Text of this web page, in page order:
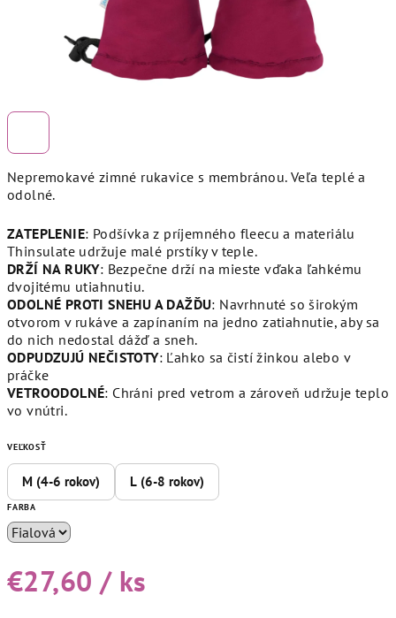
Nepremokavé zimné rukavice s membránou. Veľa teplé a
odolné.
ZATEPLENIE: Podšívka z príjemného fleecu a materiálu
Thinsulate udržuje malé prstíky v teple.
DRŽÍ NA RUKY: Bezpečne drží na mieste vďaka ľahkému
dvojitému utiahnutiu.
ODOLNÉ PROTI SNEHU A DAŽĎU: Navrhnuté so širokým
otvorom v rukáve a zapínaním na jedno zatiahnutie, aby sa
do nich nedostal dážď a sneh.
ODPUDZUJÚ NEČISTOTY: Ľahko sa čistí žinkou alebo v
práčke
VETROODOLNÉ: Chráni pred vetrom a zároveň udržuje teplo
vo vnútri.
VEĽKOSŤ
M (4-6 rokov) L (6-8 rokov)
FARBA
€27,60 / ks